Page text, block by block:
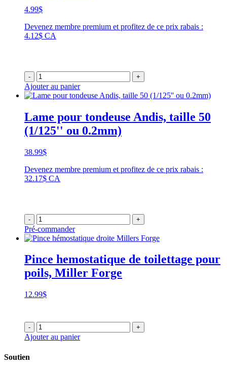
4.99$
Devenez membre premium et profitez de ce prix rabais :
4.12$ CA
- +
Ajouter au panier
Lame pour tondeuse Andis, taille 50
(1/125'' ou 0.2mm)
38.99$
Devenez membre premium et profitez de ce prix rabais :
32.17$ CA
- +
Pré-commander
Pince hemostatique de toilettage pour
poils, Miller Forge
12.99$
- +
Ajouter au panier
Soutien